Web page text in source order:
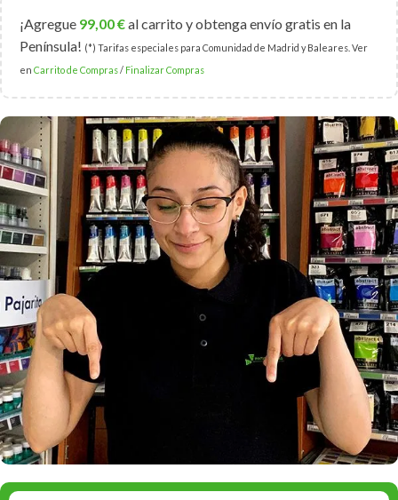
¡Agregue 99,00€al carrito y obtenga envío gratis en la
Península! (*) Tarifas especiales para Comunidad de Madrid y Baleares. Ver
en Carrito de Compras/ Finalizar Compras